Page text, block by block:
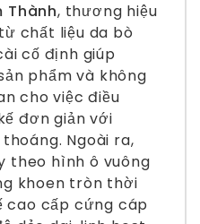
Thành, thương hiệu
chất liệu da bò
cố định giúp
phẩm và không
cho việc điều
đơn giản với
Ngoài ra,
theo hình ô vuông
khoen tròn thời
cao cấp cứng cáp